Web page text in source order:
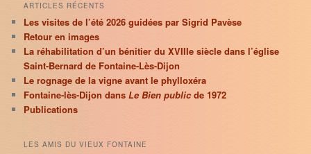
ARTICLES RÉCENTS
Les visites de l’été 2026 guidées par Sigrid Pavèse
Retour en images
La réhabilitation d’un bénitier du XVIIIe siècle dans l’église
Saint-Bernard de Fontaine-Lès-Dijon
Le rognage de la vigne avant le phylloxéra
Fontaine-lès-Dijon dansLe Bien publicde 1972
Publications
LES AMIS DU VIEUX FONTAINE